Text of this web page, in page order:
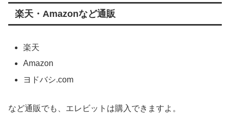
楽天・Amazonなど通販
楽天
Amazon
ヨドバシ.com
など通販でも、エレビットは購入できますよ。